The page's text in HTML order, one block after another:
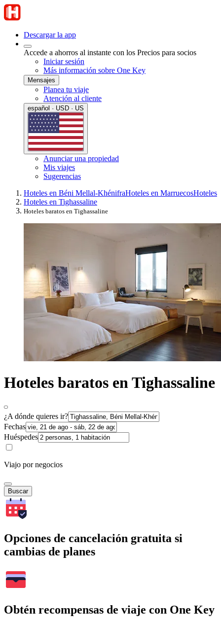
Descargar la app
Accede a ahorros al instante con los Precios para socios
Iniciar sesión
Más información sobre One Key
Mensajes
Planea tu viaje
Atención al cliente
español · USD · US
Anunciar una propiedad
Mis viajes
Sugerencias
Hoteles en Béni Mellal-KhénifraHoteles en MarruecosHoteles
Hoteles en Tighassaline
Hoteles baratos en Tighassaline
Hoteles baratos en Tighassaline
¿A dónde quieres ir?
Fechas
Huéspedes
Viajo por negocios
Buscar
Opciones de cancelación gratuita si
cambias de planes
Obtén recompensas de viaje con One Key